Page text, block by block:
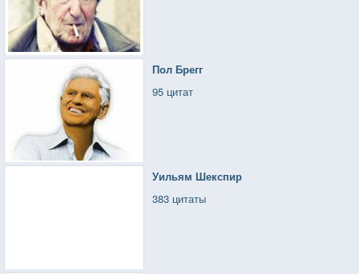
Пол Брегг
95 цитат
Уильям Шекспир
383 цитаты